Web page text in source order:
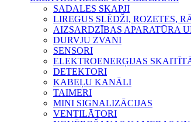
SADALES SKAPJI
LIREGUS SLĒDŽI, ROZETES,
AIZSARDZĪBAS APARATŪRA
DURVJU ZVANI
SENSORI
ELEKTROENERĢIJAS
DETEKTORI
KABEĻU KANĀLI
TAIMERI
MINI SIGNALIZĀCIJAS
VENTILĀTORI